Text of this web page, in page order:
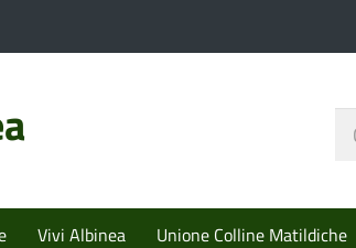
Vivi Albinea Unione Colline Matildiche